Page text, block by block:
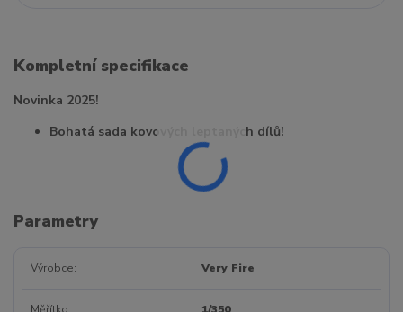
Kompletní specifikace
Novinka 2025!
Bohatá sada kovových leptaných dílů!
Parametry
Výrobce Very Fire